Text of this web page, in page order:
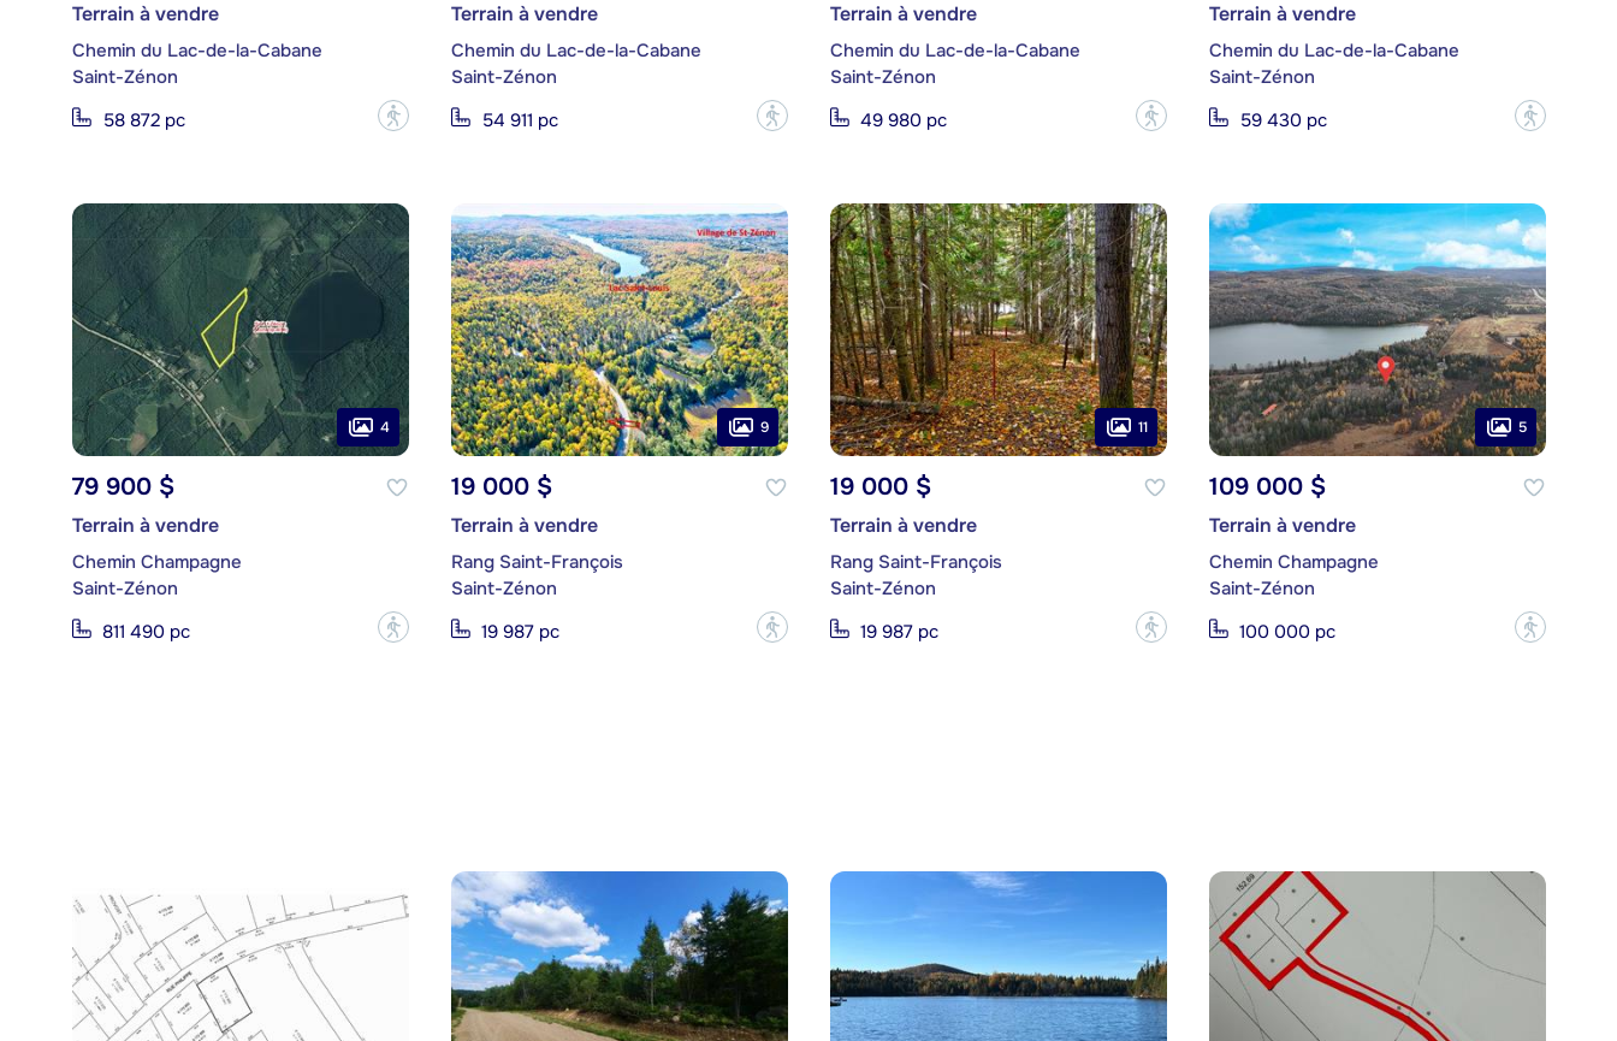
Terrain à vendre
Chemin du Lac-de-la-Cabane
Saint-Zénon
58 872 pc
?
Terrain à vendre
Chemin du Lac-de-la-Cabane
Saint-Zénon
54 911 pc
?
Terrain à vendre
Chemin du Lac-de-la-Cabane
Saint-Zénon
49 980 pc
?
Terrain à vendre
Chemin du Lac-de-la-Cabane
Saint-Zénon
59 430 pc
?
4
79 900 $
Terrain à vendre
Chemin Champagne
Saint-Zénon
811 490 pc
?
9
19 000 $
Terrain à vendre
Rang Saint-François
Saint-Zénon
19 987 pc
?
11
19 000 $
Terrain à vendre
Rang Saint-François
Saint-Zénon
19 987 pc
?
5
109 000 $
Terrain à vendre
Chemin Champagne
Saint-Zénon
100 000 pc
?